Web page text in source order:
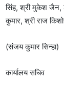
सिंह, श्री मुकेश जैन,
कुमार, श्री राज
(संजय कुमार सिन्हा)
कार्यालय सचिव